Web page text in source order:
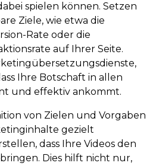
spielen können. Setzen
Ziele, wie etwa die
Rate oder die
auf Ihrer Seite.
Ihre Botschaft in allen
und effektiv ankommt.
von Zielen und Vorgaben
gezielt
dass Ihre Videos den
Dies hilft nicht nur,